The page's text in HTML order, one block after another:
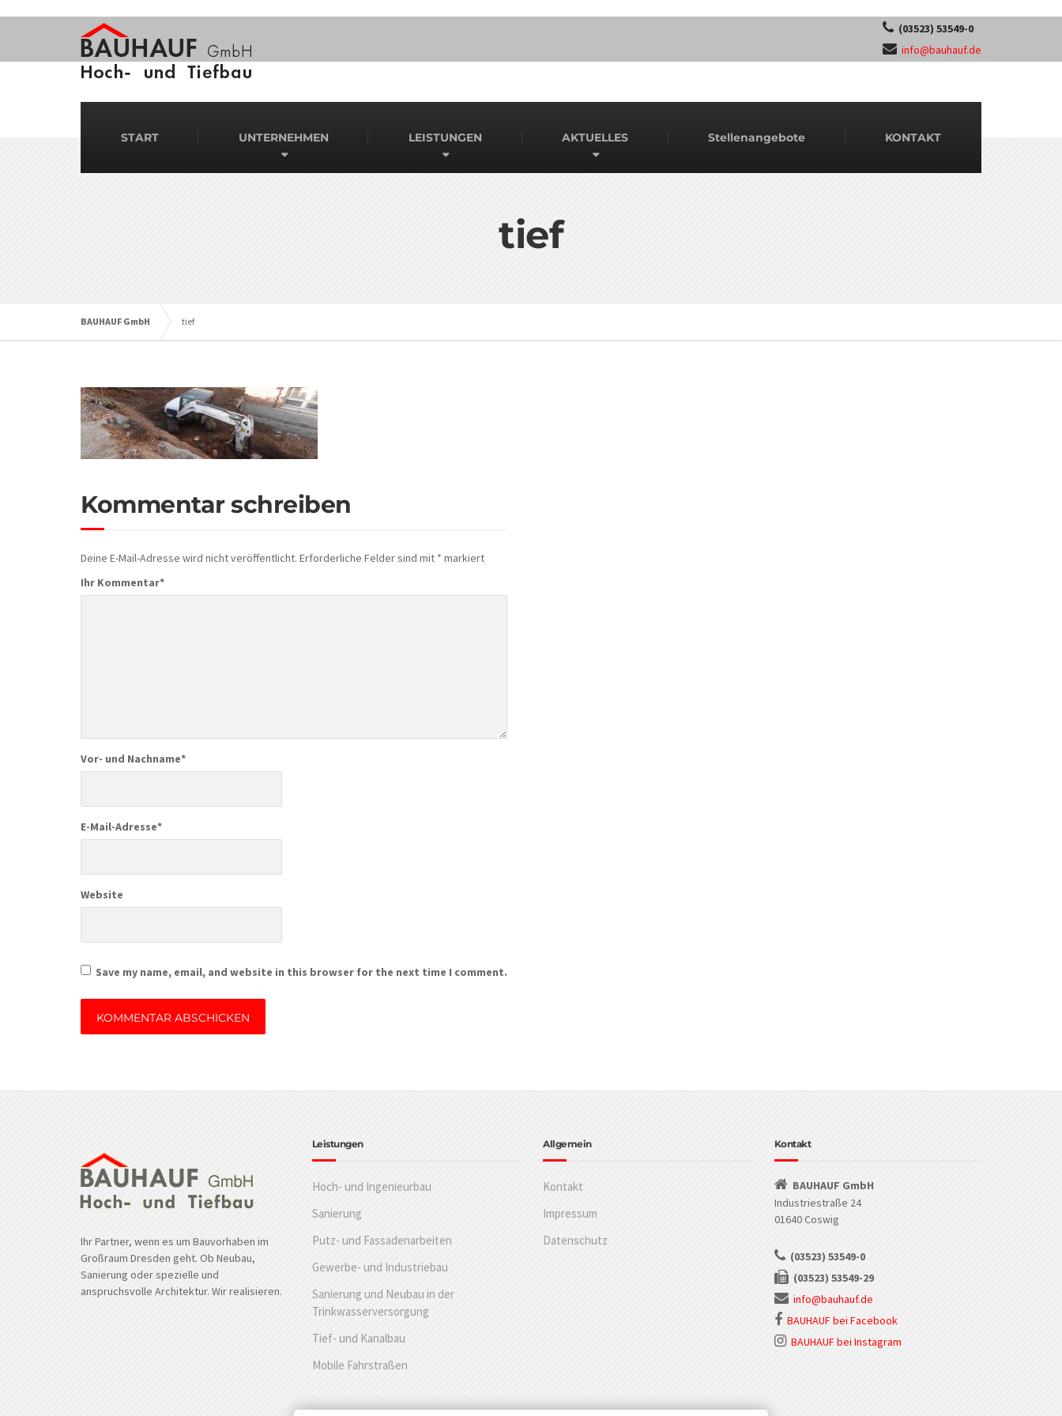
(03523) 53549-0
info@bauhauf.de
START UNTERNEHMEN LEISTUNGEN AKTUELLES Stellenangebote KONTAKT
tief
BAUHAUF GmbH tief
Kommentar schreiben
Deine E-Mail-Adresse wird nicht veröffentlicht. Erforderliche Felder sind mit * markiert
Ihr Kommentar*
Vor- und Nachname*
E-Mail-Adresse*
Website
Save my name, email, and website in this browser for the next time I comment.
Ihr Partner, wenn es um Bauvorhaben im
Großraum Dresden geht. Ob Neubau,
Sanierung oder spezielle und
anspruchsvolle Architektur. Wir realisieren.
Leistungen
Hoch- und Ingenieurbau
Sanierung
Putz- und Fassadenarbeiten
Gewerbe- und Industriebau
Sanierung und Neubau in der
Trinkwasserversorgung
Tief- und Kanalbau
Mobile Fahrstraßen
Allgemein
Kontakt
Impressum
Datenschutz
Kontakt
BAUHAUF GmbH
Industriestraße 24
01640 Coswig
(03523) 53549-0
(03523) 53549-29
info@bauhauf.de
BAUHAUF bei Facebook
BAUHAUF bei Instagram